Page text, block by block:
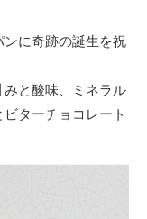
に奇跡の誕生を祝
と酸味、ミネラル
ターチョコレート